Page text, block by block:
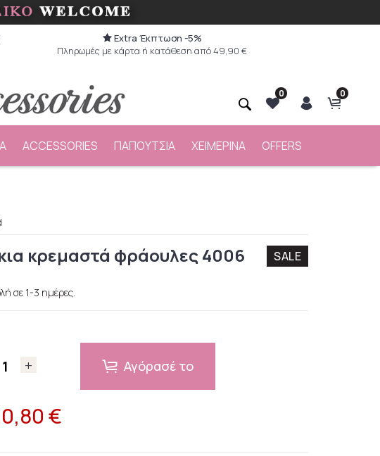
Extra Έκπτωση -5%
Πληρωμές με κάρτα ή κατάθεση από 49,90 €
0
0
ACCESSORIES ΠΑΠΟΥΤΣΙΑ ΧΕΙΜΕΡΙΝΑ OFFERS
κρεμαστά φράουλες 4006
SALE
σε 1-3 ημέρες.
Αγόρασέ το
€